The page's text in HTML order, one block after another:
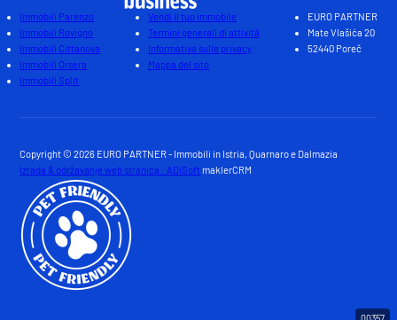
00357
Immobili Parenzo
Immobili Rovigno
Immobili Cittanova
Immobili Orsera
Immobili Split
Vendi il tuo immobile
Termini generali di attività
Informativa sulla privacy
Mappa del sito
EURO PARTNER
Mate Vlašića 20
52440 Poreč
Copyright © 2026 EURO PARTNER - Immobili in Istria, Quarnaro e Dalmazia
Izrada & održavanje web stranica : ADiSoft maklerCRM